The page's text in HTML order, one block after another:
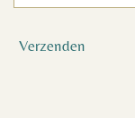
Verzenden